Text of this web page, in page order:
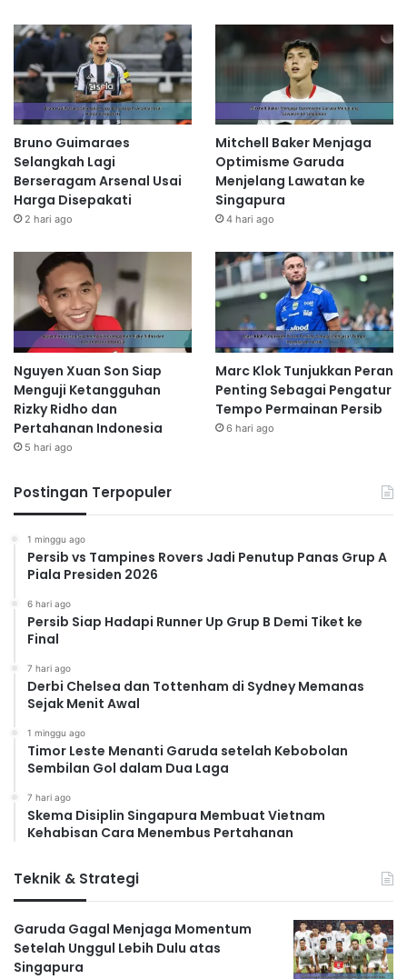
Bruno Guimaraes
Selangkah Lagi
Berseragam Arsenal Usai
Harga Disepakati
2 hari ago
Mitchell Baker Menjaga
Optimisme Garuda
Menjelang Lawatan ke
Singapura
4 hari ago
Nguyen Xuan Son Siap
Menguji Ketangguhan
Rizky Ridho dan
Pertahanan Indonesia
5 hari ago
Marc Klok Tunjukkan Peran
Penting Sebagai Pengatur
Tempo Permainan Persib
6 hari ago
Postingan Terpopuler
1 minggu ago
Persib vs Tampines Rovers Jadi Penutup Panas Grup A
Piala Presiden 2026
6 hari ago
Persib Siap Hadapi Runner Up Grup B Demi Tiket ke
Final
7 hari ago
Derbi Chelsea dan Tottenham di Sydney Memanas
Sejak Menit Awal
1 minggu ago
Timor Leste Menanti Garuda setelah Kebobolan
Sembilan Gol dalam Dua Laga
7 hari ago
Skema Disiplin Singapura Membuat Vietnam
Kehabisan Cara Menembus Pertahanan
Teknik & Strategi
Garuda Gagal Menjaga Momentum
Setelah Unggul Lebih Dulu atas
Singapura